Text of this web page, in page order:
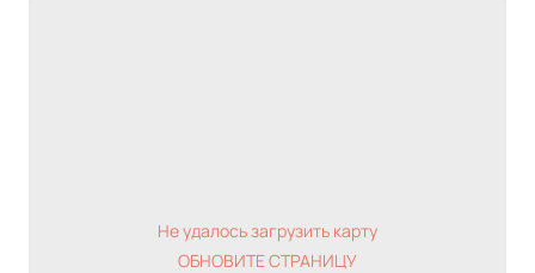
Не удалось загрузить карту
ОБНОВИТЕ СТРАНИЦУ